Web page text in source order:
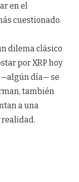
en el
cuestionado.
dilema clásico
por XRP hoy
—algún día— se
también
a una